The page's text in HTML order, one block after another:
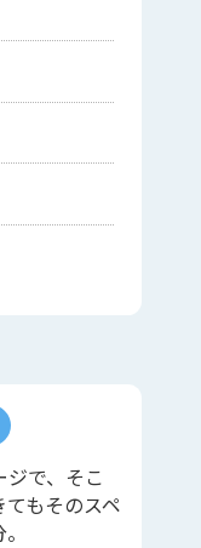
で、そこ
もそのスペ